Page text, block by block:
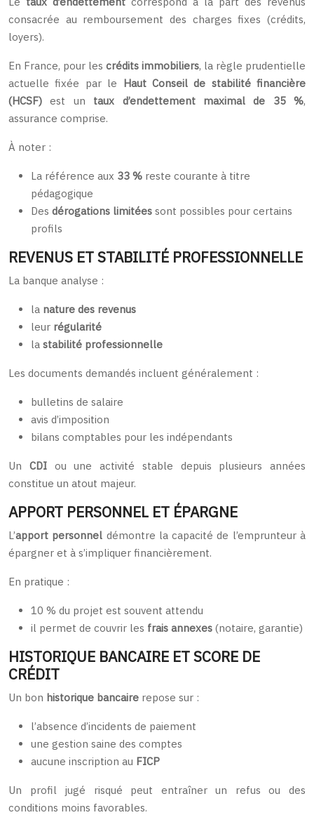
consacrée au remboursement des charges fixes (crédits,
loyers).
En France, pour les crédits immobiliers, la règle prudentielle
actuelle fixée par le Haut Conseil de stabilité financière
(HCSF) est un taux d’endettement maximal de 35 %,
assurance comprise.
À noter :
La référence aux 33 % reste courante à titre
pédagogique
Des dérogations limitées sont possibles pour certains
profils
REVENUS ET STABILITÉ PROFESSIONNELLE
La banque analyse :
la nature des revenus
leur régularité
la stabilité professionnelle
Les documents demandés incluent généralement :
bulletins de salaire
avis d’imposition
bilans comptables pour les indépendants
Un CDIou une activité stable depuis plusieurs années
constitue un atout majeur.
APPORT PERSONNEL ET ÉPARGNE
L’apport personnel démontre la capacité de l’emprunteur à
épargner et à s’impliquer financièrement.
En pratique :
10 % du projet est souvent attendu
il permet de couvrir les frais annexes (notaire, garantie)
HISTORIQUE BANCAIRE ET SCORE DE
CRÉDIT
Un bon historique bancaire repose sur :
l’absence d’incidents de paiement
une gestion saine des comptes
aucune inscription au FICP
Un profil jugé risqué peut entraîner un refus ou des
conditions moins favorables.